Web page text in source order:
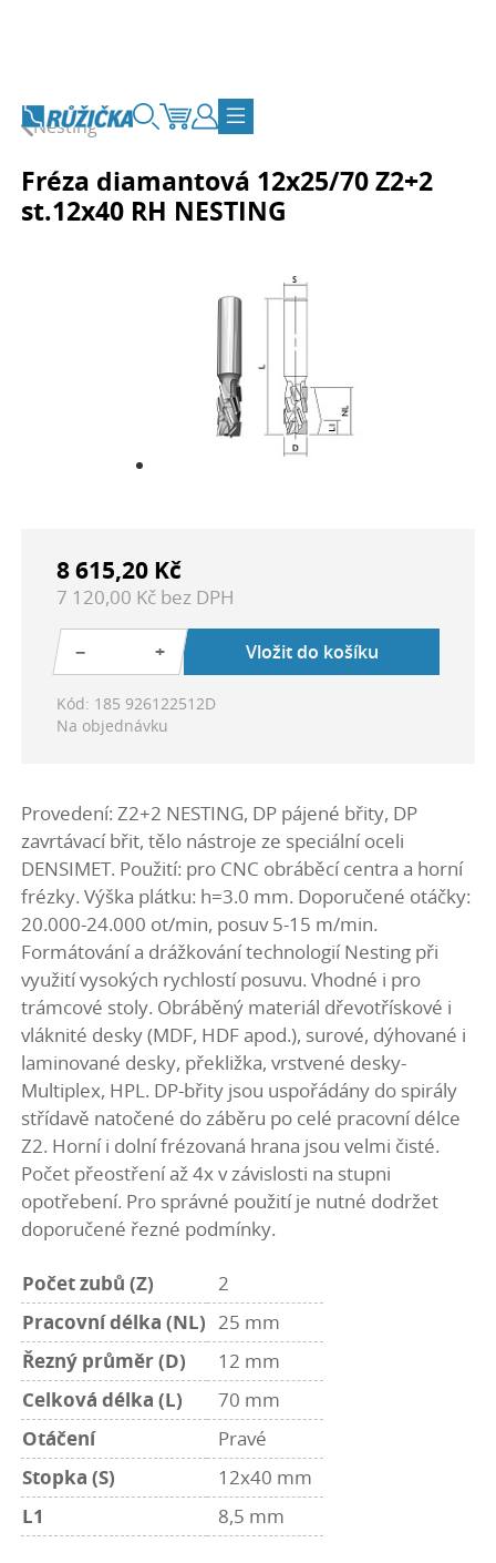
Vyhledávání
KošíkZákaznický účet
Přepnout navigaci
Nesting
Fréza diamantová 12x25/70 Z2+2
st.12x40 RH NESTING
8 615,20 Kč
7 120,00 Kč bez DPH
− + Vložit do košíku
Kód: 185 926122512D
Na objednávku
Provedení: Z2+2 NESTING, DP pájené břity, DP
zavrtávací břit, tělo nástroje ze speciální oceli
DENSIMET. Použití: pro CNC obráběcí centra a horní
frézky. Výška plátku: h=3.0 mm. Doporučené otáčky:
20.000-24.000 ot/min, posuv 5-15 m/min.
Formátování a drážkování technologií Nesting při
využití vysokých rychlostí posuvu. Vhodné i pro
trámcové stoly. Obráběný materiál dřevotřískové i
vláknité desky (MDF, HDF apod.), surové, dýhované i
laminované desky, překližka, vrstvené desky-
Multiplex, HPL. DP-břity jsou uspořádány do spirály
střídavě natočené do záběru po celé pracovní délce
Z2. Horní i dolní frézovaná hrana jsou velmi čisté.
Počet přeostření až 4x v závislosti na stupni
opotřebení. Pro správné použití je nutné dodržet
doporučené řezné podmínky.
Počet zubů (Z)
2
Pracovní délka (NL) 25 mm
Řezný průměr (D)
12 mm
Celková délka (L)
70 mm
Otáčení
Pravé
Stopka (S)
12x40 mm
L1
8,5 mm